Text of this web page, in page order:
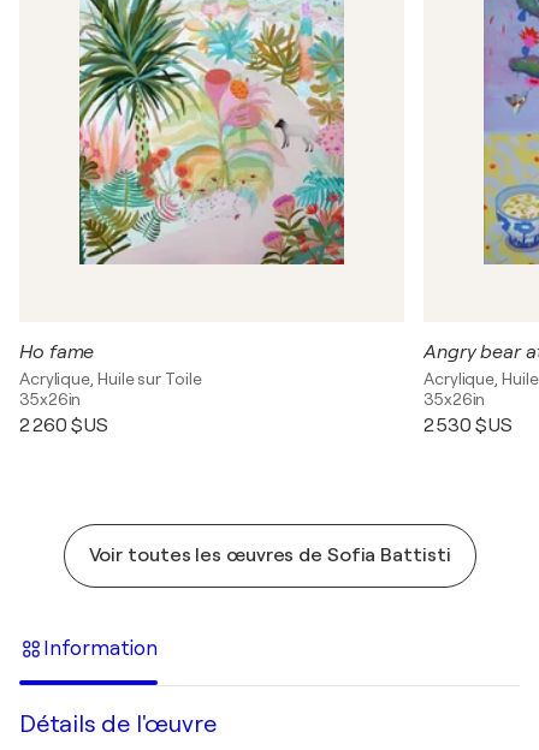
Ho fame
Acrylique, Huile sur Toile
35x26in
2 260 $US
Angry bear
Acrylique,
35x26in
2 530 $US
Voir toutes les œuvres de Sofia Battisti
Information
Détails de l'œuvre